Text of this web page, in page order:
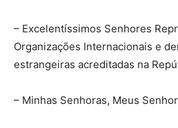
– Excelentíssimos Senhores
Organizações Internacionais e
estrangeiras acreditadas na
– Minhas Senhoras, Meus